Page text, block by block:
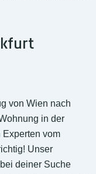
von Wien nach
in der
Experten vom
Unser
deiner Suche